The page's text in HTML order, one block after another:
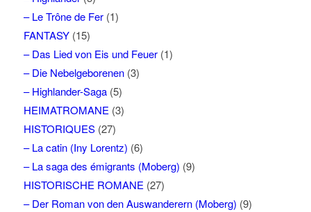
– Le Trône de Fer(1)
FANTASY(15)
– Das Lied von Eis und Feuer(1)
– Die Nebelgeborenen(3)
– Highlander-Saga(5)
HEIMATROMANE (3)
HISTORIQUES(27)
– La catin (Iny Lorentz) (6)
– La saga des émigrants (Moberg) (9)
HISTORISCHE ROMANE (27)
– Der Roman von den Auswanderern (Moberg) (9)